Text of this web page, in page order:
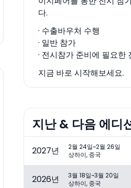
다.
· 수출바우처 수행
· 일반 참가
· 전시참가 준비에 필요한
지금 바로 시작해보세요.
지난 & 다음 에디
2027년
2월 24일~2월 26일
상하이, 중국
2026년
3월 18일~3월 20일
상하이, 중국